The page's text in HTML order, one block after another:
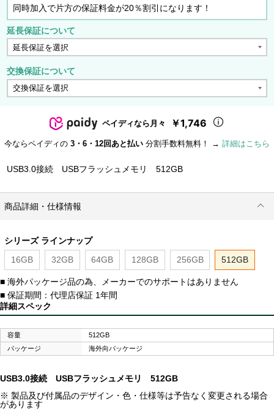
同時加入で片方の保証料金が20％割引になります！
延長保証について
交換保証について
ペイディなら月々 ￥1,746
今ならペイディの 3・6・12回あと払い 分割手数料無料！ → 詳細はこちら
USB3.0接続 USBフラッシュメモリ 512GB
商品詳細・仕様情報
シリーズ ラインナップ
16GB
32GB 64GB 128GB 256GB 512GB
■ 海外パッケージ品の為、メーカーでのサポートはありません
■ 保証期間：代理店保証 1年間
詳細スペック
容量
512GB
パッケージ
海外向パッケージ
USB3.0接続 USBフラッシュメモリ 512GB
※ 製品及び付属品のデザイン・色・仕様等は予告なく変更される場合
があります